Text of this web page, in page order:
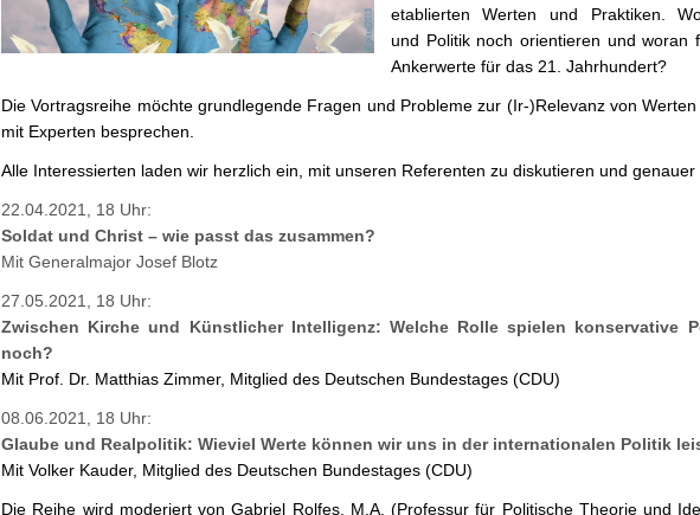
etablierten Werten und Praktiken.
und Politik noch orientieren und woran
Ankerwerte für das 21. Jahrhundert?
Die Vortragsreihe möchte grundlegende Fragen und Probleme zur (Ir-)Relevanz von
mit Experten besprechen.
Alle Interessierten laden wir herzlich ein, mit unseren Referenten zu diskutieren und genauer
22.04.2021, 18 Uhr:
Soldat und Christ – wie passt das zusammen?
Mit Generalmajor Josef Blotz
27.05.2021, 18 Uhr:
Zwischen Kirche und Künstlicher Intelligenz: Welche Rolle spielen konservative
noch?
Mit Prof. Dr. Matthias Zimmer, Mitglied des Deutschen Bundestages (CDU)
08.06.2021, 18 Uhr:
Glaube und Realpolitik: Wieviel Werte können wir uns in der internationalen Politik
Mit Volker Kauder, Mitglied des Deutschen Bundestages (CDU)
Die Reihe wird moderiert von Gabriel Rolfes, M.A. (Professur für Politische Theorie und